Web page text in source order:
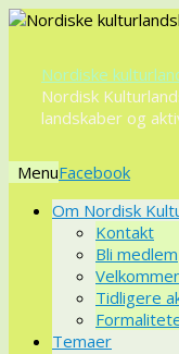
Nordiske
Nordisk
landskaber og
Menu
VidereOm Nordisk
Kontakt
Bli medlem
Tidligere
Temaer